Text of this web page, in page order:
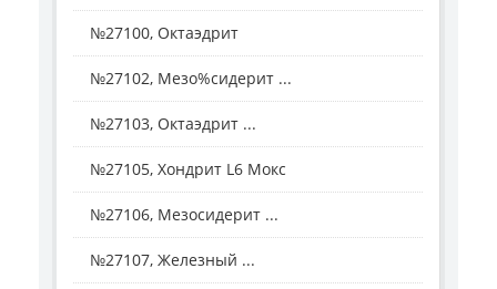
№27100, Октаэдрит
№27102, Мезо%сидерит ...
№27103, Октаэдрит ...
№27105, Хондрит L6 Мокс
№27106, Мезосидерит ...
№27107, Железный ...